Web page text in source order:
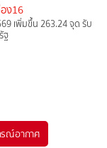
ง16
เพิ่มขึ้น 263.24 จุด รับ
ฐ
ณ์อากาศ